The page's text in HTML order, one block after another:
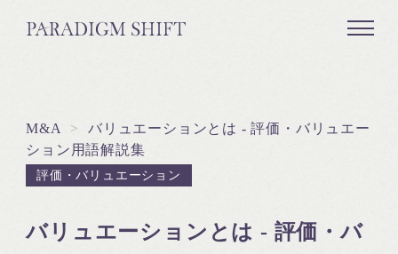
M&A >
バリュエーションとは - 評価・バリュエー
ション用語解説集
評価・バリュエーション
バリュエーションとは - 評価・バ